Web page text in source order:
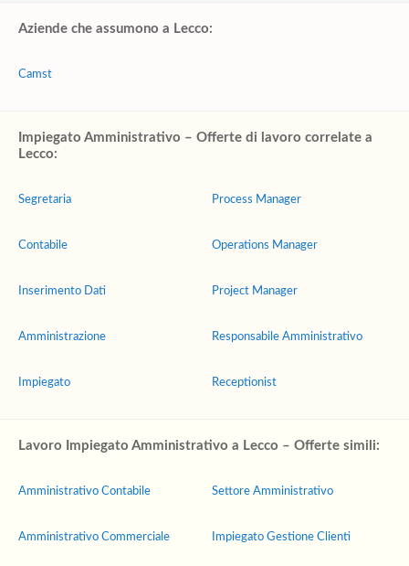
Aziende che assumono a Lecco:
Camst
Impiegato Amministrativo – Offerte di lavoro correlate a
Lecco:
Segretaria
Contabile
Inserimento Dati
Amministrazione
Impiegato
Process Manager
Operations Manager
Project Manager
Responsabile Amministrativo
Receptionist
Lavoro Impiegato Amministrativo a Lecco – Offerte simili:
Amministrativo Contabile
Amministrativo Commerciale
Settore Amministrativo
Impiegato Gestione Clienti